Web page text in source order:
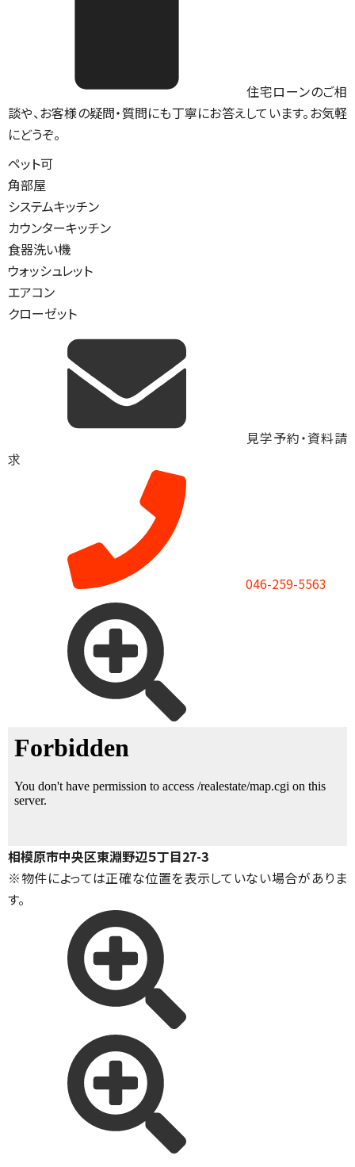
住宅ローンのご相
談や、お客様の疑問・質問にも丁寧にお答えしています。お気軽
にどうぞ。
ペット可
角部屋
システムキッチン
カウンターキッチン
食器洗い機
ウォッシュレット
エアコン
クローゼット
見学予約・資料請
求
046-259-5563
相模原市中央区東淵野辺５丁目27-3
※物件によっては正確な位置を表示していない場合がありま
す。